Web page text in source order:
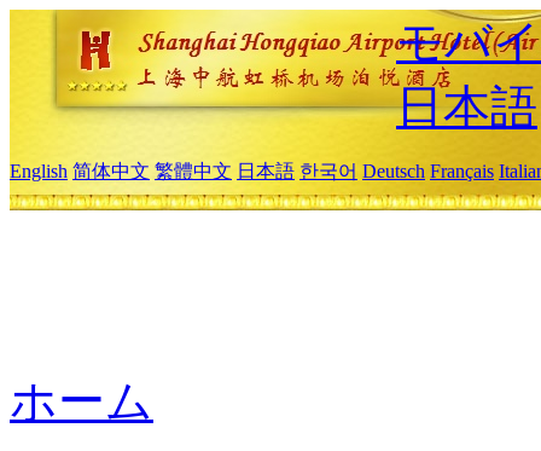
モバ
日本語
English 简体中文 繁體中文 日本語 한국어 Deutsch Français
ホーム